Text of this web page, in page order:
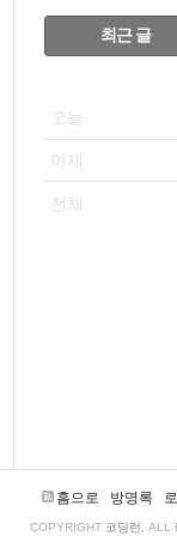
RECENTLY
최근 글
오늘
어제
전체
홈으로 방명록
COPYRIGHT 코딩런 , ALL